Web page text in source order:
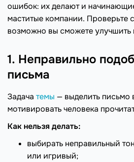
ошибок: их делают и
маститые компании. Проверьте
возможно вы сможете улучшить
1. Неправильно
письма
Задача темы — выделить письмо
мотивировать человека
Как нельзя делать:
выбирать неправильный
или игривый;